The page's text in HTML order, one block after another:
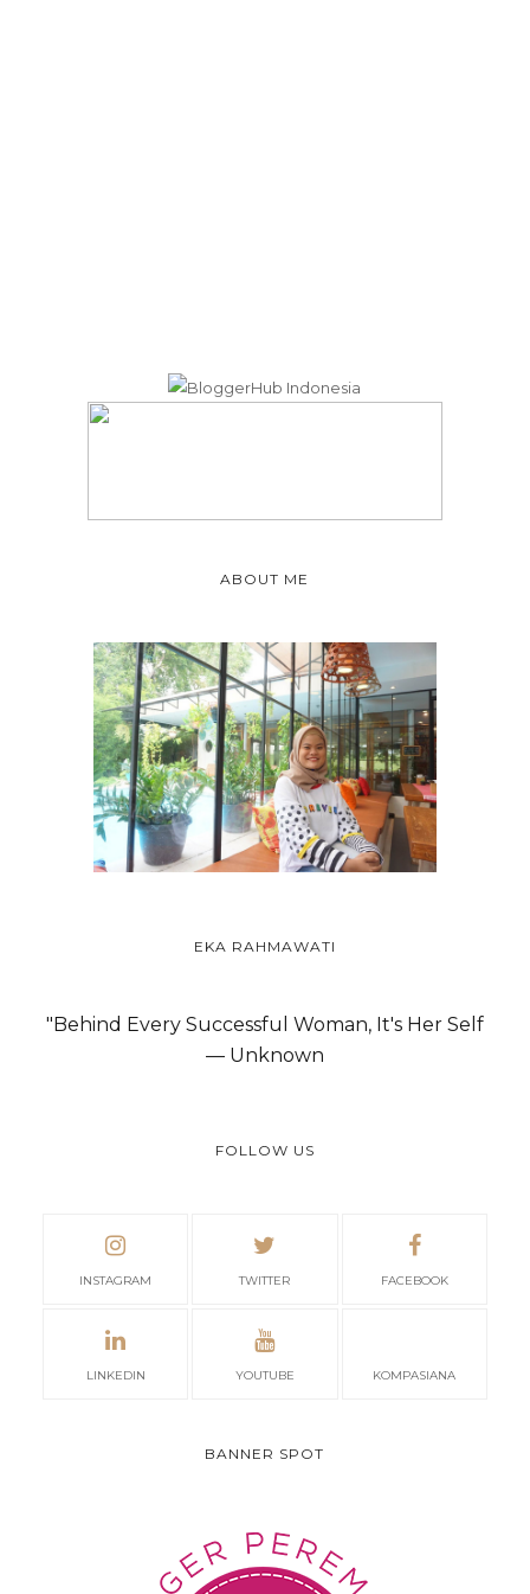
ABOUT ME
EKA RAHMAWATI
"Behind Every Successful Woman, It's Her Self
— Unknown
FOLLOW US
INSTAGRAM TWITTER FACEBOOK
LINKEDIN YOUTUBE KOMPASIANA
BANNER SPOT